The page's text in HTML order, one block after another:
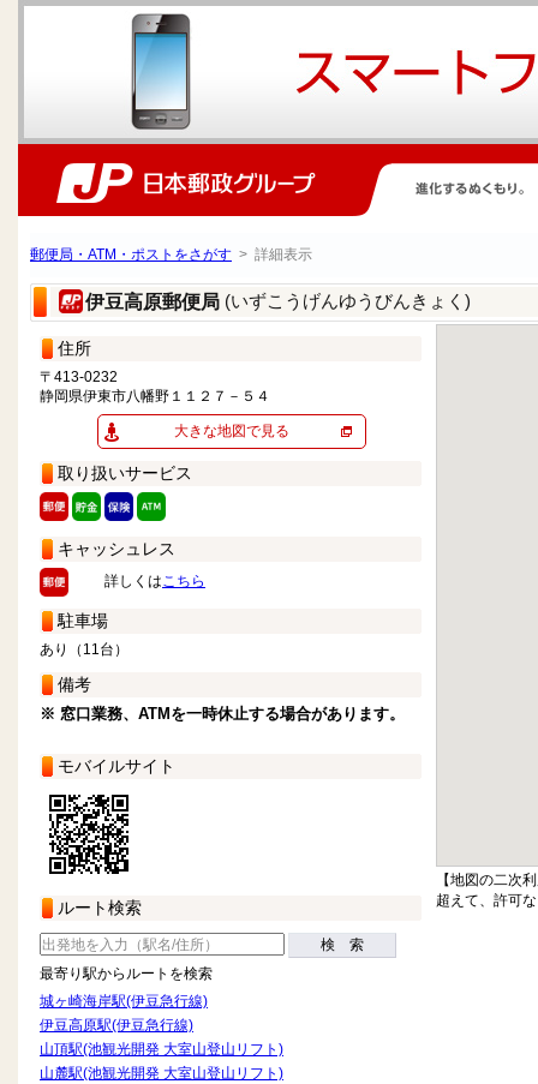
郵便局・ATM・ポストをさがす > 詳細表示
伊豆高原郵便局 (いずこうげんゆうびんきょく)
住所
〒413-0232
静岡県伊東市八幡野１１２７－５４
大きな地図で見る
取り扱いサービス
キャッシュレス
詳しくはこちら
駐車場
あり（11台）
備考
※ 窓口業務、ATMを一時休止する場合があります。
モバイルサイト
ルート検索
検 索
最寄り駅からルートを検索
城ヶ崎海岸駅(伊豆急行線)
伊豆高原駅(伊豆急行線)
山頂駅(池観光開発 大室山登山リフト)
山麓駅(池観光開発 大室山登山リフト)
【地図の二次
超えて、許可